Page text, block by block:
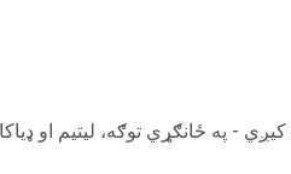
- په ځانګړي توګه، لیتیم او